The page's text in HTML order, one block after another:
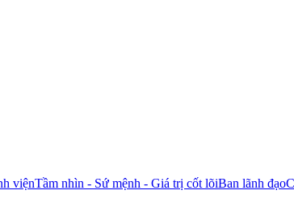
việnTầm nhìn - Sứ mệnh - Giá trị cốt lõiBan lãnh đạo